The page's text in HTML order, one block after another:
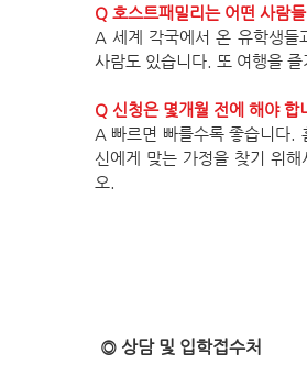
Q 호스트패밀리는 어떤 사람
A 세계 각국에서 온 유학생들
사람도 있습니다. 또 여행을
Q 신청은 몇개월 전에 해야 합
A 빠르면 빠를수록 좋습니다.
신에게 맞는 가정을 찾기 위
오.
◎ 상담 및 입학접수처